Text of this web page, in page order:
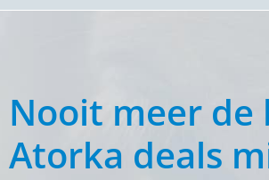
Nooit meer de
Atorka deals